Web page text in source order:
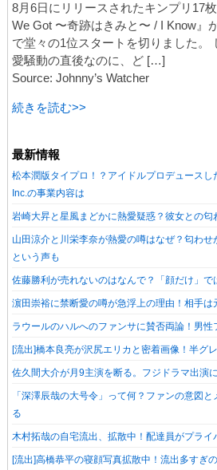
8月6日にリリースされたキンプリ17
We Got 〜奇跡はきみと〜 / I Know』
で堂々の1位スタートを切りました。
愛騒動の直後なのに、ど […]
Source: Johnny’s Watcher
続きを読む>>
最新情報
松本潤版タイプロ！？アイドルプロデュース
Inc.の事業内容は
岩崎大昇と星風まどかに熱愛疑惑？彼女との匂
山田涼介と川栄李奈が熱愛の噂はなぜ？匂わ
という声も
佐藤勝利が売れないのはなんで？「顔だけ」で
濵田崇裕に禁断愛の噂が急浮上の理由！相手は
ラウールのハルへのファンサに賛否両論！男性
[流出]橋本良亮が沢尻エリカと密着画像！半グ
佐久間大介が月9主演を断る。フジドラマ出演
「深澤辰哉の大号令」って何？ファンの意図
る
木村拓哉の自宅流出、拡散中！配達員がプライ
[流出]高橋恭平の寝顔写真拡散中！流出多すぎ